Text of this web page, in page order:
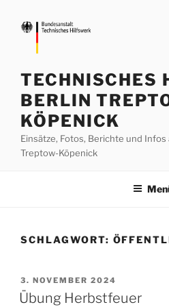
Inhalt
springen
TECHNISCHES
BERLIN
KÖPENICK
Einsätze, Fotos, Berichte und
Treptow-Köpenick
SCHLAGWORT:
VERÖFFENTLICHT
AM
3. NOVEMBER 2024
Übung Herbstfeuer